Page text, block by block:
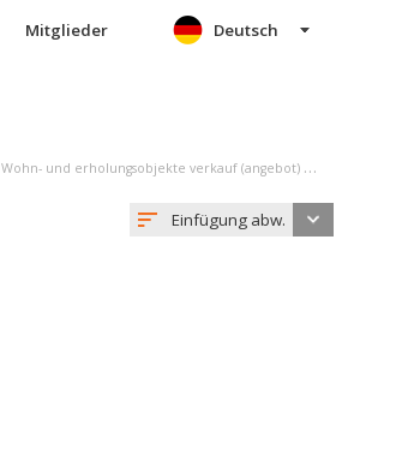
Mitglieder Deutsch
Wohn- und erholungsobjekte verkauf (angebot) Osuské
Einfügung abw.